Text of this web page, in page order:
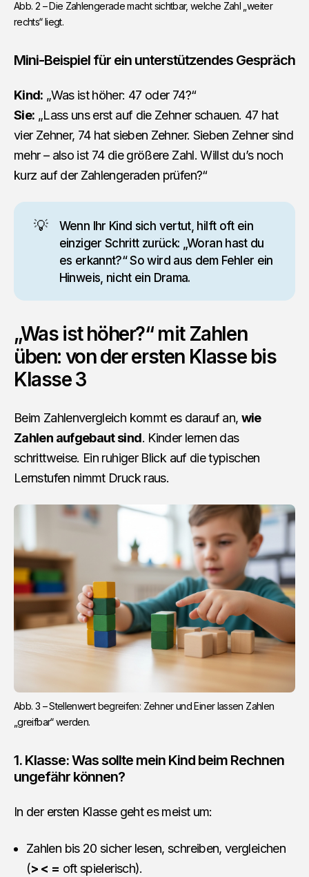
Abb. 2 – Die Zahlengerade macht sichtbar, welche Zahl „weiter
rechts“ liegt.
Mini-Beispiel für ein unterstützendes Gespräch
Kind: „Was ist höher: 47 oder 74?“
Sie: „Lass uns erst auf die Zehner schauen. 47 hat
vier Zehner, 74 hat sieben Zehner. Sieben Zehner sind
mehr – also ist 74 die größere Zahl. Willst du’s noch
kurz auf der Zahlengeraden prüfen?“
💡
Wenn Ihr Kind sich vertut, hilft oft ein
einziger Schritt zurück: „Woran hast du
es erkannt?“ So wird aus dem Fehler ein
Hinweis, nicht ein Drama.
„Was ist höher?“ mit Zahlen
üben: von der ersten Klasse bis
Klasse 3
Beim Zahlenvergleich kommt es darauf an, wie
Zahlen aufgebaut sind. Kinder lernen das
schrittweise. Ein ruhiger Blick auf die typischen
Lernstufen nimmt Druck raus.
Abb. 3 – Stellenwert begreifen: Zehner und Einer lassen Zahlen
„greifbar“ werden.
1. Klasse: Was sollte mein Kind beim Rechnen
ungefähr können?
In der ersten Klasse geht es meist um:
Zahlen bis 20 sicher lesen, schreiben, vergleichen
(> < = oft spielerisch).